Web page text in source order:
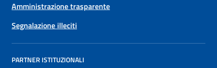
Amministrazione trasparente
Segnalazione illeciti
PARTNER ISTITUZIONALI